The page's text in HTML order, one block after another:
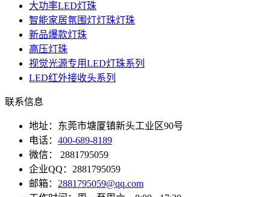
大功率LED灯珠
智能家居氛围灯灯珠灯珠
新品爆款灯珠
高压灯珠
视觉光源专用LED灯珠系列
LED红外接收头系列
联系信息
地址：东莞市塘厦镇新头工业区90号
电话： 400-689-8189
微信： 2881795059
企业QQ：2881795059
邮箱： 2881795059@qq.com